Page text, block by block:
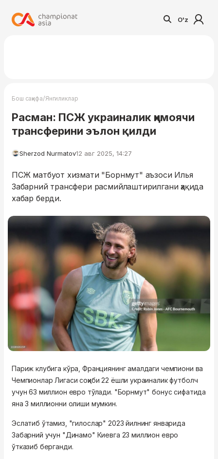
O'z
Бош саҳифа/Янгиликлар
Расман: ПСЖ украиналик ҳимоячи
трансферини эълон қилди
Sherzod Nurmatov12 авг 2025, 14:27
ПСЖ матбуот хизмати "Борнмут" аъзоси Илья
Забарний трансфери расмийлаштирилгани ҳақида
хабар берди.
Париж клубига кўра, Франциянинг амалдаги чемпиони ва
Чемпионлар Лигаси соҳиби 22 ёшли украиналик футболч
учун 63 миллион евро тўлади. "Борнмут" бонус сифатида
яна 3 миллионни олиши мумкин.
Эслатиб ўтамиз, "гилослар" 2023 йилнинг январида
Забарний учун "Динамо" Киевга 23 миллион евро
ўтказиб берганди.